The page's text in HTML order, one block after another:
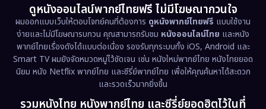
Emotional (61)
Epic มหากาพย์ (227)
Erotic (36)
Family ครอบครัว (375)
ดูหนังออนไลน์พากย์ไทยฟรี ไม่มีโฆษณากวนใจ
ผมออกแบบเว็บให้ตอบโจทย์คนที่ต้องการ ดูหนังพากย์ไทยฟรี แบบใช้งาน
ง่ายและไม่มีโฆษณารบกวน คุณสามารถรับชม หนังออนไลน์ไทย และหนัง
พากย์ไทยเรื่องดังได้แบบต่อเนื่อง รองรับทุกระบบทั้ง iOS, Android และ
Smart TV ผมยังจัดหมวดหมู่ไว้ชัดเจน เช่น หนังใหม่พากย์ไทย หนังไทยยอด
นิยม หนัง Netflix พากย์ไทย และซีรี่ย์พากย์ไทย เพื่อให้คุณค้นหาได้สะดวก
และรวดเร็วมากยิ่งขึ้น
รวมหนังไทย หนังพากย์ไทย และซีรี่ย์ยอดฮิตไว้ในที่